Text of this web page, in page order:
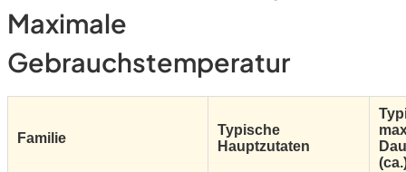
Maximale
Gebrauchstemperatur
Familie
Typische
Hauptzutaten